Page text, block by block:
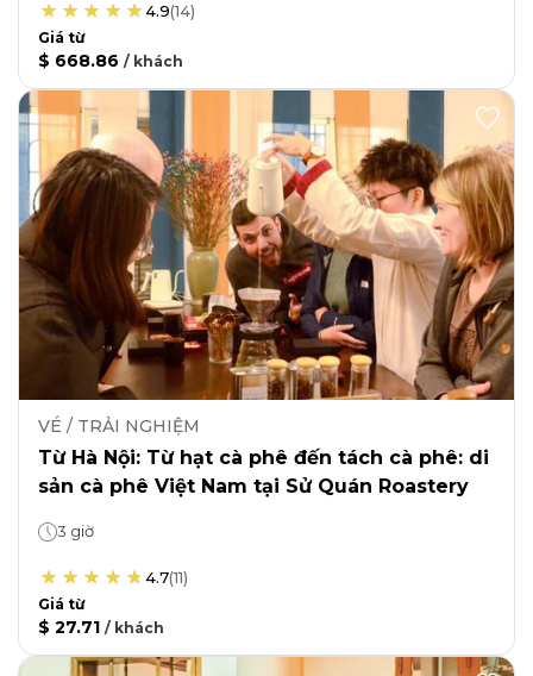
4.9(14)
Giá từ
$ 668.86 / khách
VÉ / TRẢI NGHIỆM
Từ Hà Nội: Từ hạt cà phê đến tách cà phê: di
sản cà phê Việt Nam tại Sử Quán Roastery
3 giờ
4.7(11)
Giá từ
$ 27.71 / khách